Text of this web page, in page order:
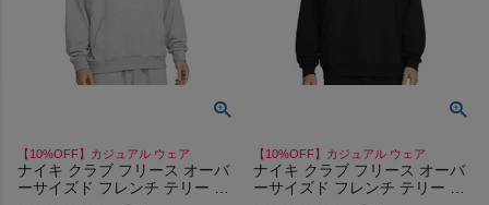
【10%OFF】カジュアル ウェア
ナイキ クラブ フリース オーバ
ーサイズド フレンチ テリー プ
【10%OFF】カジュアル ウェア
ナイキ クラブ フリース オーバ
ーサイズド フレンチ テリー プ